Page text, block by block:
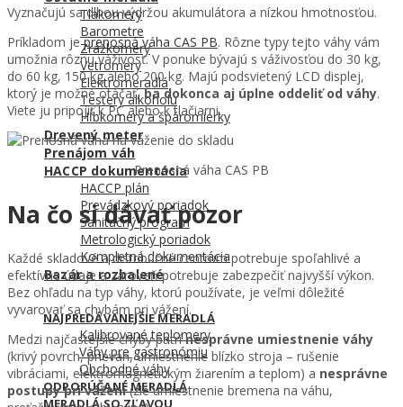
Tlakomery
Barometre
Zrážkomery
Vetromery
Elektromeradlá
Testery alkoholu
Hĺbkomery a špáromierky
Drevený meter
Prenájom váh
HACCP dokumentácia
HACCP plán
Prevádzkový poriadok
Sanitačný program
Metrologický poriadok
Kompletná dokumentácia
Bazár a rozbalené
NAJPREDÁVANEJŠIE MERADLÁ
Kalibrované teplomery
Váhy pre gastronómiu
Obchodné váhy
ODPORÚČANÉ MERADLÁ
MERADLÁ SO ZĽAVOU
Vyznačujú sa dlhou výdržou akumulátora a nízkou hmotnosťou.
Príkladom jeprenosná váha CAS PB. Rôzne typy tejto váhy vám
umožnia rôznu váživosť. V ponuke bývajú s váživosťou do 30 kg,
do 60 kg, 150 kg alebo 200 kg. Majú podsvietený LCD displej,
ktorý je možné otáčať,ba dokonca aj úplne oddeliť od váhy.
Viete ju pripojiť k PC alebo k tlačiarni.
Prenosná váha CAS PB
Na čo si dávať pozor
Každé skladové a distribučné centrum potrebuje spoľahlivé a
efektívne údaje a zároveň potrebuje zabezpečiť najvyšší výkon.
Bez ohľadu na typ váhy, ktorú používate, je veľmi dôležité
vyvarovať sa chybám pri vážení.
Medzi najčastejšie chyby patrínesprávne umiestnenie váhy
(krivý povrch, prievan, umiestnenie blízko stroja – rušenie
vibráciami, elektromagnetickým žiarením a teplom) a nesprávne
postupy pri vážení(zlé umiestnenie bremena na váhu,